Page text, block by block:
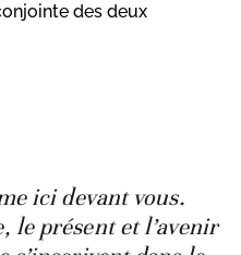
des deux
ici devant vous.
le présent et l’avenir